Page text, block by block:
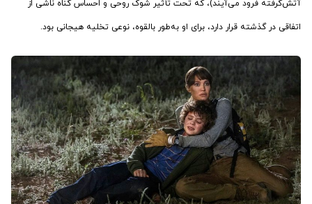
آتش‌گرفته فرود می‌آیند)، که تحت تأثیر شوک روحی و احساس گناه ناشی از
اتفاقی در گذشته قرار دارد، برای او به‌طور بالقوه، نوعی تخلیه هیجانی بود.